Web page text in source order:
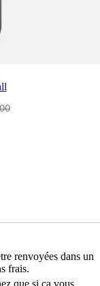
renvoyées dans un
frais.
que si ça vous